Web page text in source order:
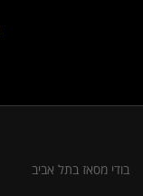
בודי מסאז בתל אביב